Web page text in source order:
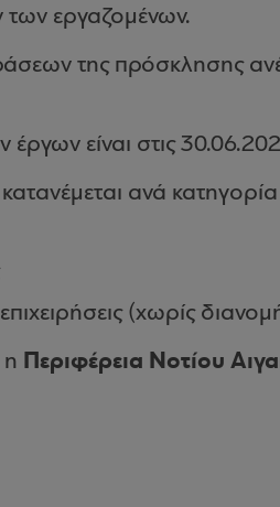
εργαζομένων.
της πρόσκλησης
είναι στις
ανά
(χωρίς
η Περιφέρεια Νοτίου